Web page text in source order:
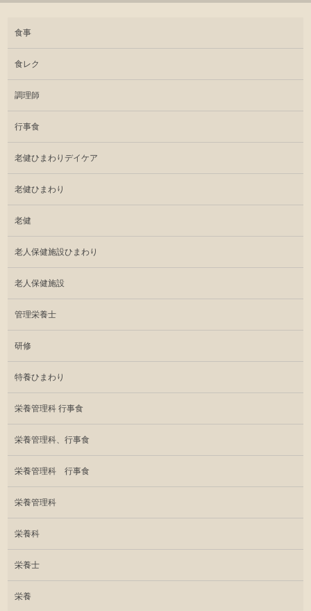
食事
食レク
調理師
行事食
老健ひまわりデイケア
老健ひまわり
老健
老人保健施設ひまわり
老人保健施設
管理栄養士
研修
特養ひまわり
栄養管理科 行事食
栄養管理科、行事食
栄養管理科 行事食
栄養管理科
栄養科
栄養士
栄養